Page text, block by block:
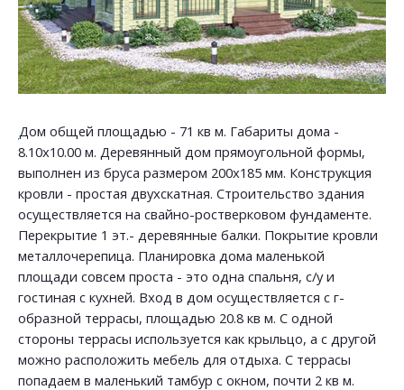
Дом общей площадью - 71 кв м. Габариты дома -
8.10х10.00 м. Деревянный дом прямоугольной формы,
выполнен из бруса размером 200х185 мм. Конструкция
кровли - простая двухскатная. Строительство здания
осуществляется на свайно-ростверковом фундаменте.
Перекрытие 1 эт.- деревянные балки. Покрытие кровли
металлочерепица. Планировка дома маленькой
площади совсем проста - это одна спальня, с/у и
гостиная с кухней. Вход в дом осуществляется с г-
образной террасы, площадью 20.8 кв м. С одной
стороны террасы используется как крыльцо, а с другой
можно расположить мебель для отдыха. С террасы
попадаем в маленький тамбур с окном, почти 2 кв м.